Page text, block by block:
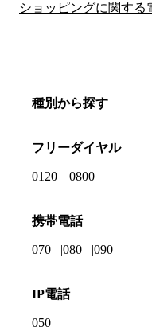
ショッピングに関する
種別から探す
フリーダイヤル
0120 0800
携帯電話
070 080 090
IP電話
050